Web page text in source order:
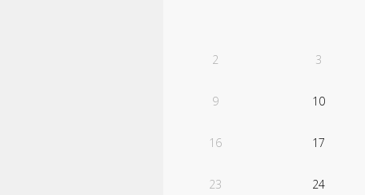
2 3
9 10
16 17
23 24